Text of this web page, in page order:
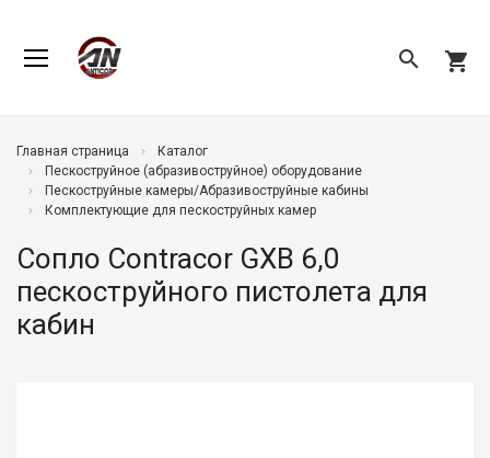
search shopping_cart
Главная страница
Каталог
Пескоструйное (абразивоструйное) оборудование
Пескоструйные камеры/Абразивоструйные кабины
Комплектующие для пескоструйных камер
Сопло Contracor GXB 6,0
пескоструйного пистолета для
кабин